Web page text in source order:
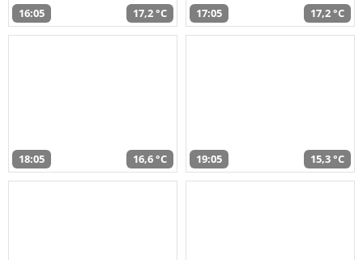
16:05 17,2 °C 17:05 17,2 °C
18:05 16,6 °C 19:05 15,3 °C